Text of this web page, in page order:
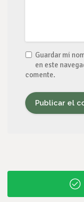
Guardar mi
en este
comente.